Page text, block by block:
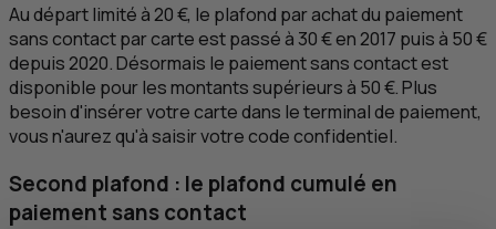
Au départ limité à 20 €, le plafond par achat du paiement
sans contact par carte est passé à 30 € en 2017 puis à 50 €
depuis 2020. Désormais le paiement sans contact est
disponible pour les montants supérieurs à 50 €. Plus
besoin d'insérer votre carte dans le terminal de paiement,
vous n'aurez qu'à saisir votre code confidentiel.
Second plafond : le plafond cumulé en
paiement sans contact